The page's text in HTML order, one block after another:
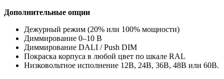
Дополнительные опции
Дежурный режим (20% или 100% мощности)
Диммирование 0–10 В
Диммирование DALI / Push DIM
Покраска корпуса в любой цвет по шкале RAL
Низковольтное исполнение 12В, 24В, 36В, 48В или 60В.